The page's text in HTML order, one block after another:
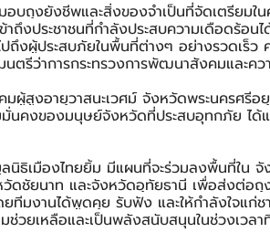
บถุงยังชีพและสิ่งของจำเป็นที่จัดเตรียม
าถึงประชาชนที่กำลังประสบความเดือดร้อน
ถึงผู้ประสบภัยในพื้นที่ต่างๆ อย่างรวดเร็ว
ตรีว่าการกระทรวงการพัฒนาสังคมและ
สูงอายุวาสนะเวศม์ จังหวัดพระนครศรีอ
นคงของมนุษย์จังหวัดที่ประสบอุทกภัย ได้
นิธิเมืองไทยยิ้ม มีแผนที่จะร่วมลงพื้นที่ใน
ชัยนาท และจังหวัดอุทัยธานี เพื่อส่งต่อถุ
ทีมงานได้พูดคุย รับฟัง และให้กำลังใจแก่
วยเหลือและเป็นพลังสนับสนุนในช่วงเวลา